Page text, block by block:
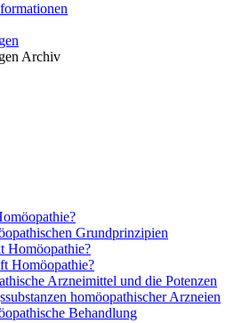
Archiv
Grundprinzipien
Homöopathie?
Homöopathie?
Arzneimittel und die Potenzen
homöopathischer Arzneien
Behandlung